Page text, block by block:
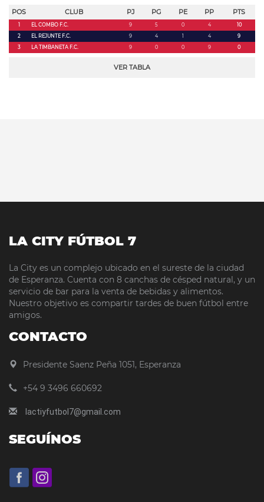
POS CLUB PJ PG PE PP PTS
1 EL COMBO F.C. 9 5 0 4
10
2
EL REJUNTE F.C. 9 4 1 4
9
3
LA TIMBANETA F.C. 9 0 0 9 0
VER TABLA
LA CITY FÚTBOL 7
La City es un complejo ubicado en el sureste de la ciudad
de Esperanza. Cuenta con 8 canchas de césped natural, y un
servicio de bar para la venta de bebidas y alimentos.
Nuestro objetivo es compartir tardes de buen fútbol entre
amigos.
CONTACTO
Presidente Saenz Peña 1051, Esperanza
+54 9 3496 660692
lactiyfutbol7@gmail.com
SEGUÍNOS